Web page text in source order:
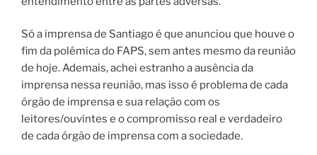
Só a imprensa de Santiago é que anunciou que houve o
fim da polêmica do FAPS, sem antes mesmo da reunião
de hoje. Ademais, achei estranho a ausência da
imprensa nessa reunião, mas isso é problema de cada
órgão de imprensa e sua relação com os
leitores/ouvintes e o compromisso real e verdadeiro
de cada órgão de imprensa com a sociedade.